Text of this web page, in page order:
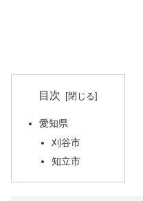
目次
愛知県
刈谷市
知立市